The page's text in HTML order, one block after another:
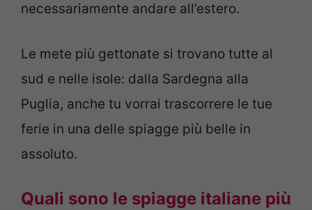
necessariamente andare all’estero.
Le mete più gettonate si trovano tutte al
sud e nelle isole: dalla Sardegna alla
Puglia, anche tu vorrai trascorrere le tue
ferie in una delle spiagge più belle in
assoluto.
Quali sono le spiagge italiane più